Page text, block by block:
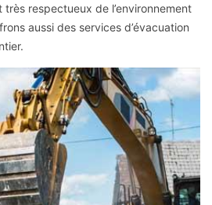
très respectueux de l’environnement
aussi des services d’évacuation